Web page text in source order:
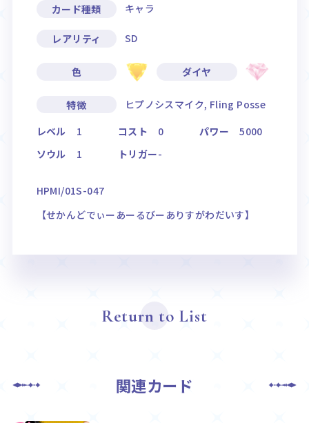
カード種類 キャラ
レアリティ SD
色 ダイヤ
特徴
ヒプノシスマイク, Fling Posse
レベル
1 コスト 0 パワー
5000
ソウル
1 トリガー-
HPMI/01S-047
【せかんどでぃーあーるびーありすがわだいす】
Return to List
関連カード